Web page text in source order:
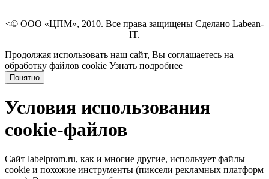
<© ООО «ЦПМ», 2010. Все права защищены Сделано Labean-
IT.
Продолжая использовать наш сайт, Вы соглашаетесь на
обработку файлов cookie Узнать подробнее
Понятно
Условия использования
cookie-файлов
Сайт labelprom.ru, как и многие другие, использует файлы
cookie и похожие инструменты (пиксели рекламных платформ